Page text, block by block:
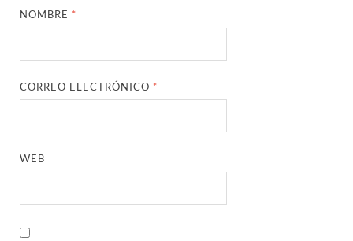
NOMBRE *
CORREO ELECTRÓNICO *
WEB